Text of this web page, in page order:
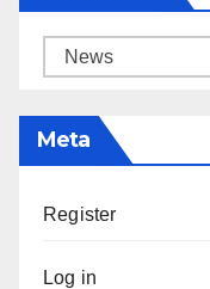
Categories
Meta
Register
Log in